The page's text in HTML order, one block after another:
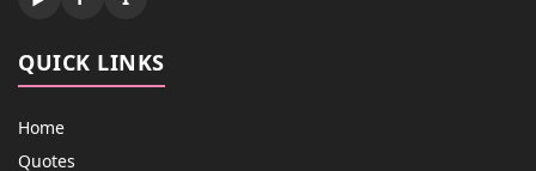
QUICK LINKS
Home
Quotes